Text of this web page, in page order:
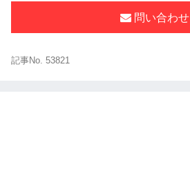
問い合わせ
記事No. 53821